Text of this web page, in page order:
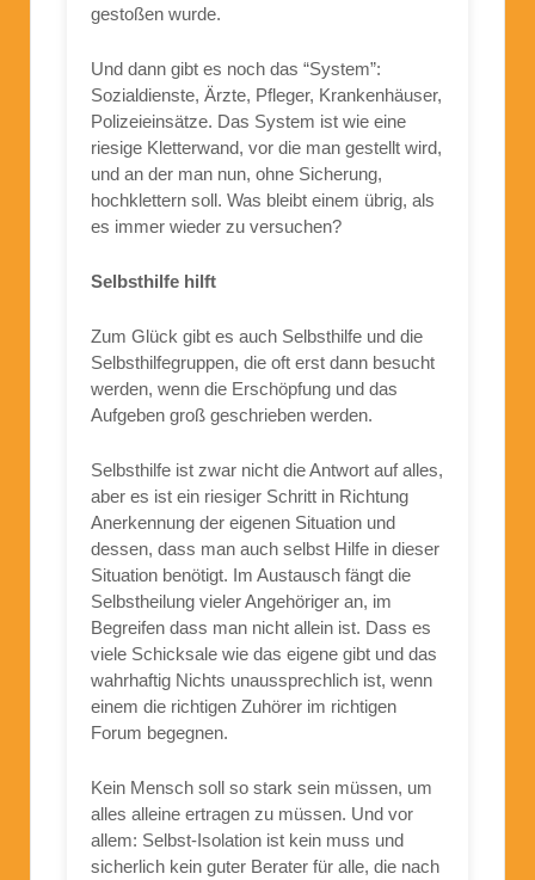
gestoßen wurde.
Und dann gibt es noch das “System”:
Sozialdienste, Ärzte, Pfleger, Krankenhäuser,
Polizeieinsätze. Das System ist wie eine
riesige Kletterwand, vor die man gestellt wird,
und an der man nun, ohne Sicherung,
hochklettern soll. Was bleibt einem übrig, als
es immer wieder zu versuchen?
Selbsthilfe hilft
Zum Glück gibt es auch Selbsthilfe und die
Selbsthilfegruppen, die oft erst dann besucht
werden, wenn die Erschöpfung und das
Aufgeben groß geschrieben werden.
Selbsthilfe ist zwar nicht die Antwort auf alles,
aber es ist ein riesiger Schritt in Richtung
Anerkennung der eigenen Situation und
dessen, dass man auch selbst Hilfe in dieser
Situation benötigt. Im Austausch fängt die
Selbstheilung vieler Angehöriger an, im
Begreifen dass man nicht allein ist. Dass es
viele Schicksale wie das eigene gibt und das
wahrhaftig Nichts unaussprechlich ist, wenn
einem die richtigen Zuhörer im richtigen
Forum begegnen.
Kein Mensch soll so stark sein müssen, um
alles alleine ertragen zu müssen. Und vor
allem: Selbst-Isolation ist kein muss und
sicherlich kein guter Berater für alle, die nach